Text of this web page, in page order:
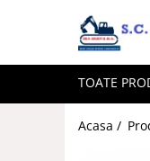
TOATE
Acasa /